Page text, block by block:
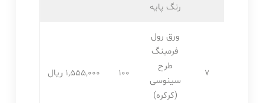
رنگ پایه
7
ورق رول
فرمینگ
طرح
سینوسی
(کرکره)
100 1,555,۰۰۰ ریال